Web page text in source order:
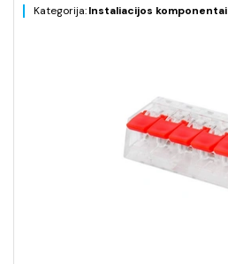
Kategorija:Instaliacijos komponentai